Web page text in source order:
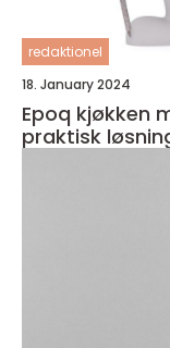
redaktionel
18. January 2024
Epoq kjøkken
praktisk